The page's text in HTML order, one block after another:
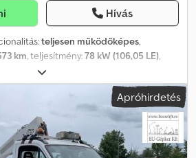
Hívás
teljesen működőképes,
km, teljesítmény:78 kW (106,05 LE),
09/2014
állapota:80 százalék,
mechanikai,
, ülések száma: , Gyártási év: 2014,
ABS, szervokormány
, Iveco Daily
Munkamagasság: 16 m Futott km: 102573
Apróhirdetés